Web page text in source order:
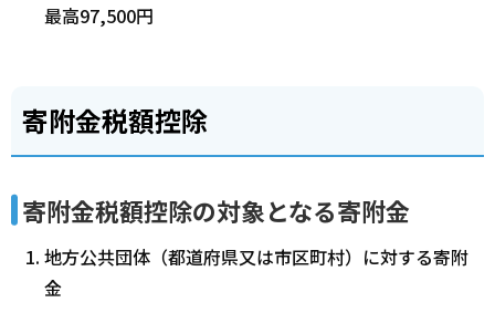
最高97,500円
寄附金税額控除
寄附金税額控除の対象となる寄附金
地方公共団体（都道府県又は市区町村）に対する寄附
金